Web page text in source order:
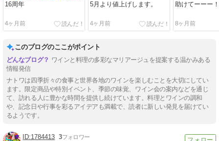
16周年
4ヶ月前
5月より値上げします。
4ヶ月前
助けてーーー！
8ヶ月前
このブログのここがポイント
ワインと料理の多彩なマリアージュを提案する温かみある
情報発信
ナトワは四季折々の食事と世界各地のワインを楽しむことを大切にしてい
ます。限定商品や特別イベント、季節の味覚、ワイン会の案内などを通じ
て、訪れる人に豊かな時間を提供し続けています。料理とワインの調和
や、記念日や行事を彩るアイデアも満載で、読者に新しい発見を届けてい
るようです。
1784413 3